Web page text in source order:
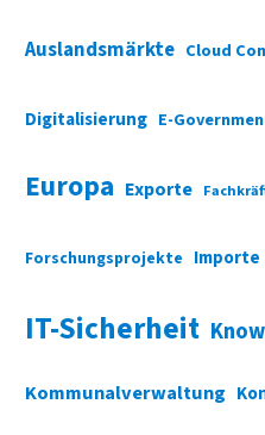
Auslandsmärkte Cloud
Digitalisierung E-
Europa Exporte
Forschungsprojekte Importe
IT-Sicherheit
Kommunalverwaltung